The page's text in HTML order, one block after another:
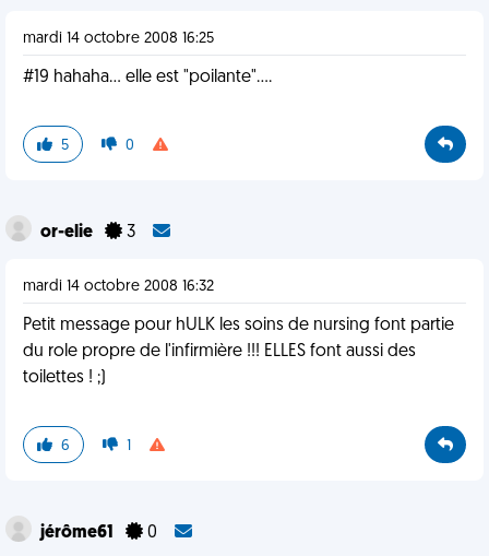
mardi 14 octobre 2008 16:25
#19 hahaha... elle est "poilante"....
5 0
or-elie 3
mardi 14 octobre 2008 16:32
Petit message pour hULK les soins de nursing font partie
du role propre de l'infirmière !!! ELLES font aussi des
toilettes ! ;)
6 1
jérôme61 0